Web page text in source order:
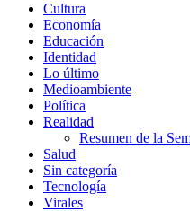
Cultura
Economía
Educación
Identidad
Lo último
Medioambiente
Política
Realidad
Resumen de la
Salud
Sin categoría
Tecnología
Virales